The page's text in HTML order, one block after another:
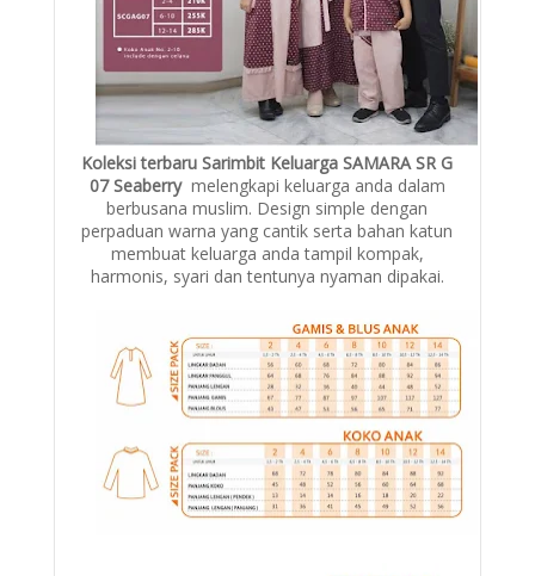
Koleksi terbaru Sarimbit Keluarga SAMARA SR G
07 Seaberry melengkapi keluarga anda dalam
berbusana muslim. Design simple dengan
perpaduan warna yang cantik serta bahan katun
membuat keluarga anda tampil kompak,
harmonis, syari dan tentunya nyaman dipakai.